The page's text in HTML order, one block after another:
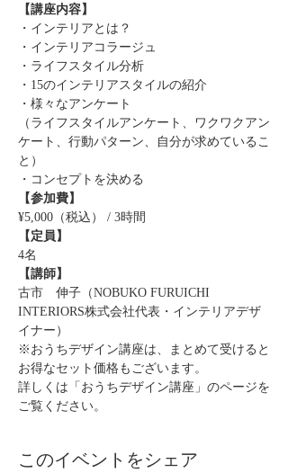
【講座内容】
・インテリアとは？
・インテリアコラージュ
・ライフスタイル分析
・15のインテリアスタイルの紹介
・様々なアンケート
（ライフスタイルアンケート、ワクワクアン
ケート、行動パターン、自分が求めているこ
と）
・コンセプトを決める
【参加費】
¥5,000（税込） / 3時間
【定員】
4名
【講師】
古市　伸子（NOBUKO FURUICHI
INTERIORS株式会社代表・インテリアデザ
イナー）
※おうちデザイン講座は、まとめて受けると
お得なセット価格もございます。
詳しくは「おうちデザイン講座」のページを
ご覧ください。
このイベントをシェア